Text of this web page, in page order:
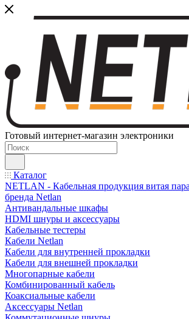
Готовый интернет-магазин электроники
Каталог
NETLAN - Кабельная продукция витая
бренда Netlan
Антивандальные шкафы
HDMI шнуры и аксессуары
Кабельные тестеры
Кабели Netlan
Кабели для внутренней прокладки
Кабели для внешней прокладки
Многопарные кабели
Комбинированный кабель
Коаксиальные кабели
Аксессуары Netlan